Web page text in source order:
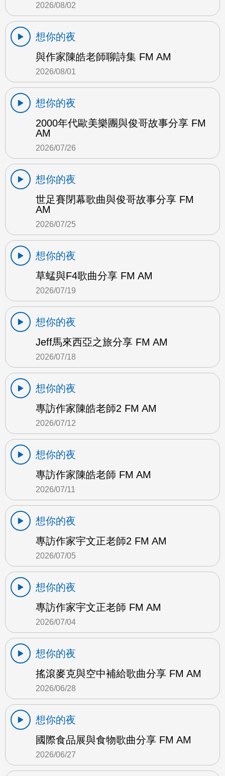
2026/08/02
想你的夜
與作家陳皓老師聊詩集 FM AM
2026/08/01
想你的夜
2000年代歐美樂團與俊哥故事分享 FM
AM
2026/07/26
想你的夜
世足賽閉幕歌曲與俊哥故事分享 FM
AM
2026/07/25
想你的夜
草蜢與F4歌曲分享 FM AM
2026/07/19
想你的夜
Jeff馬來西亞之旅分享 FM AM
2026/07/18
想你的夜
專訪作家陳皓老師2 FM AM
2026/07/12
想你的夜
專訪作家陳皓老師 FM AM
2026/07/11
想你的夜
專訪作家宇文正老師2 FM AM
2026/07/05
想你的夜
專訪作家宇文正老師 FM AM
2026/07/04
想你的夜
搖滾麥克與空中補給歌曲分享 FM AM
2026/06/28
想你的夜
國際食品展與食物歌曲分享 FM AM
2026/06/27